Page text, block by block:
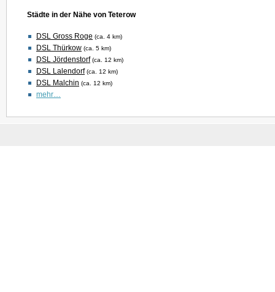
Städte in der Nähe von Teterow
DSL Gross Roge (ca. 4 km)
DSL Thürkow (ca. 5 km)
DSL Jördenstorf (ca. 12 km)
DSL Lalendorf (ca. 12 km)
DSL Malchin (ca. 12 km)
mehr…